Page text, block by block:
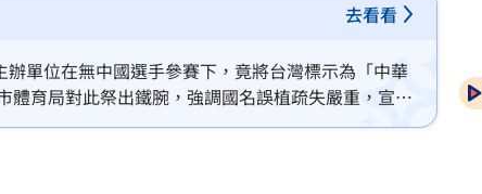
去看看
單位在無中國選手參賽下，竟將台灣標示為「中華
育局對此祭出鐵腕，強調國名誤植疏失嚴重，宣布
協會聲明是為遵循奧會模式並接軌國際，仍難平息